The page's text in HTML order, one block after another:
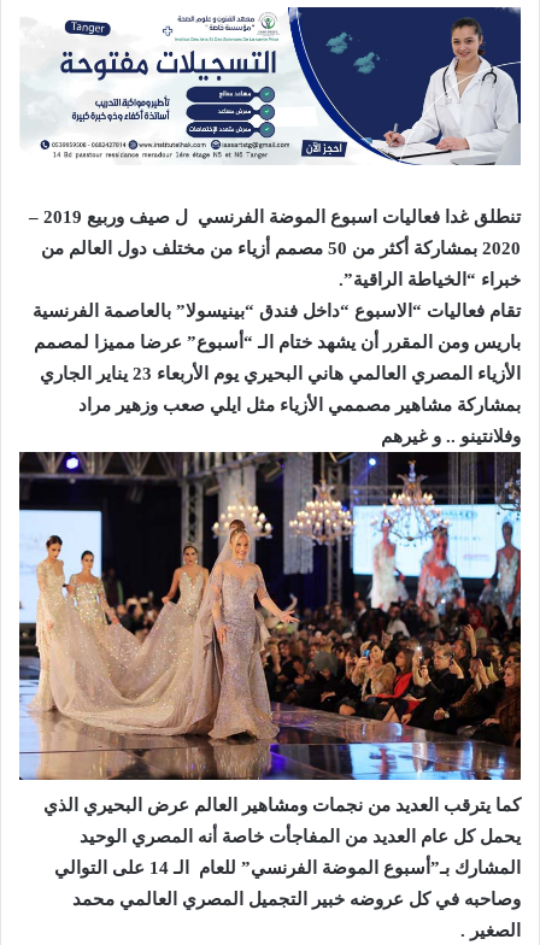
تنطلق غدا فعاليات اسبوع الموضة الفرنسي ل صيف وربيع 2019 –
2020 بمشاركة أكثر من 50 مصمم أزياء من مختلف دول العالم من
خبراء “الخياطة الراقية”.
تقام فعاليات “الاسبوع “داخل فندق “بينيسولا” بالعاصمة الفرنسية
باريس ومن المقرر أن يشهد ختام الـ “أسبوع” عرضا مميزا لمصمم
الأزياء المصري العالمي هاني البحيري يوم الأربعاء 23 يناير الجاري
بمشاركة مشاهير مصممي الأزياء مثل ايلي صعب وزهير مراد
وفلانتينو .. و غيرهم
كما يترقب العديد من نجمات ومشاهير العالم عرض البحيري الذي
يحمل كل عام العديد من المفاجأت خاصة أنه المصري الوحيد
المشارك بـ”أسبوع الموضة الفرنسي” للعام الـ 14 على التوالي
وصاحبه في كل عروضه خبير التجميل المصري العالمي محمد
الصغير .